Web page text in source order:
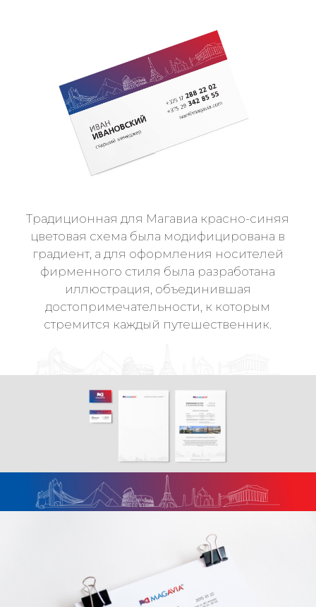
Традиционная для Магавиа красно-синяя
цветовая схема была модифицирована в
градиент, а для оформления носителей
фирменного стиля была разработана
иллюстрация, объединившая
достопримечательности, к которым
стремится каждый путешественник.